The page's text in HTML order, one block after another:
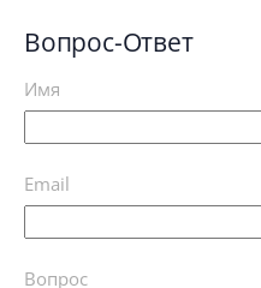
Вопрос-Ответ
Имя
Email
Вопрос